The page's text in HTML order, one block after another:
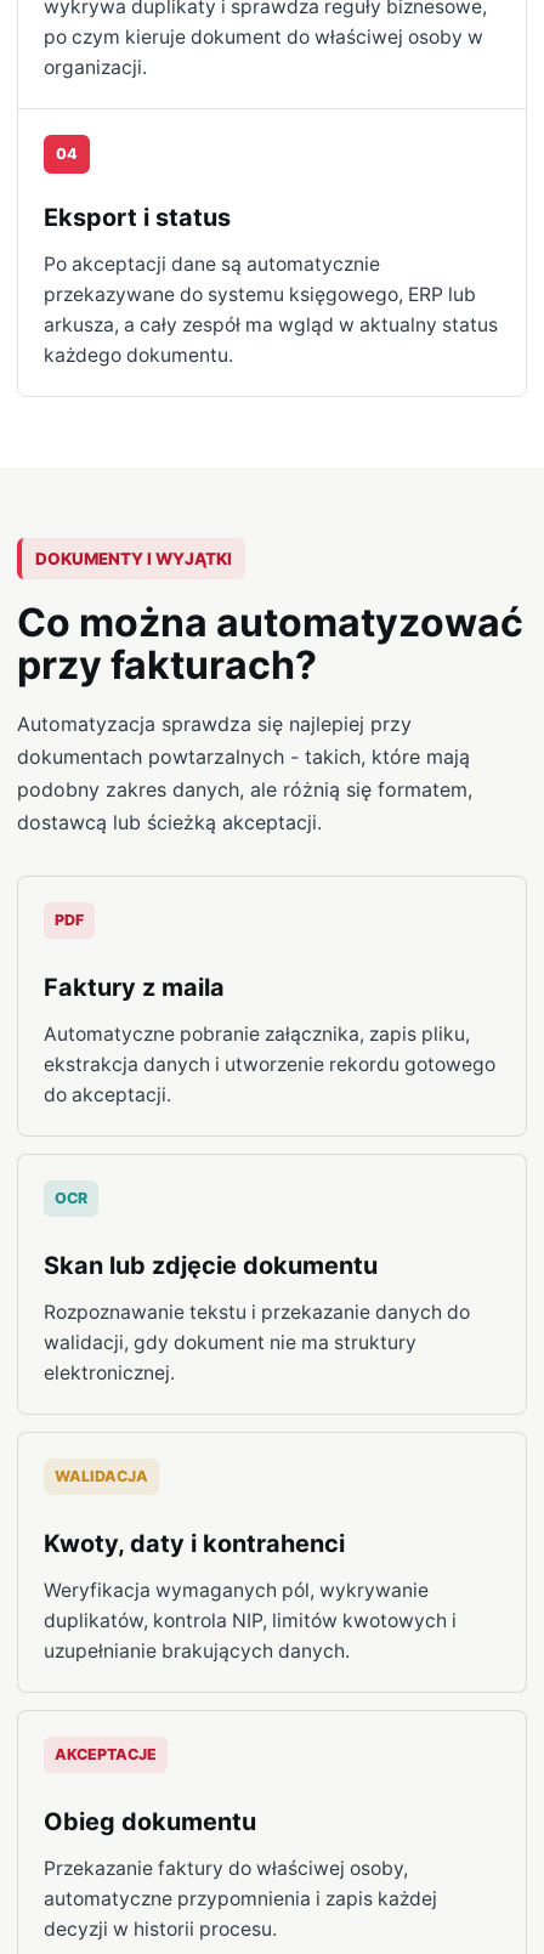
wykrywa duplikaty i sprawdza reguły biznesowe,
po czym kieruje dokument do właściwej osoby w
organizacji.
04
Eksport i status
Po akceptacji dane są automatycznie
przekazywane do systemu księgowego, ERP lub
arkusza, a cały zespół ma wgląd w aktualny status
każdego dokumentu.
DOKUMENTY I WYJĄTKI
Co można automatyzować
przy fakturach?
Automatyzacja sprawdza się najlepiej przy
dokumentach powtarzalnych - takich, które mają
podobny zakres danych, ale różnią się formatem,
dostawcą lub ścieżką akceptacji.
PDF
Faktury z maila
Automatyczne pobranie załącznika, zapis pliku,
ekstrakcja danych i utworzenie rekordu gotowego
do akceptacji.
OCR
Skan lub zdjęcie dokumentu
Rozpoznawanie tekstu i przekazanie danych do
walidacji, gdy dokument nie ma struktury
elektronicznej.
WALIDACJA
Kwoty, daty i kontrahenci
Weryfikacja wymaganych pól, wykrywanie
duplikatów, kontrola NIP, limitów kwotowych i
uzupełnianie brakujących danych.
AKCEPTACJE
Obieg dokumentu
Przekazanie faktury do właściwej osoby,
automatyczne przypomnienia i zapis każdej
decyzji w historii procesu.